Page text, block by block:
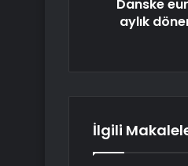
Danske
aylık
İlgili